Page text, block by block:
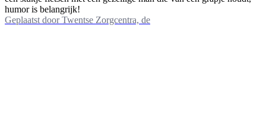
humor is belangrijk!
Geplaatst door Twentse Zorgcentra, de